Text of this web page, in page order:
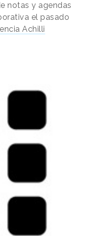
notas y agendas
el pasado
Achilli